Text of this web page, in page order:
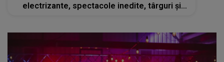
electrizante, spectacole inedite, târguri și